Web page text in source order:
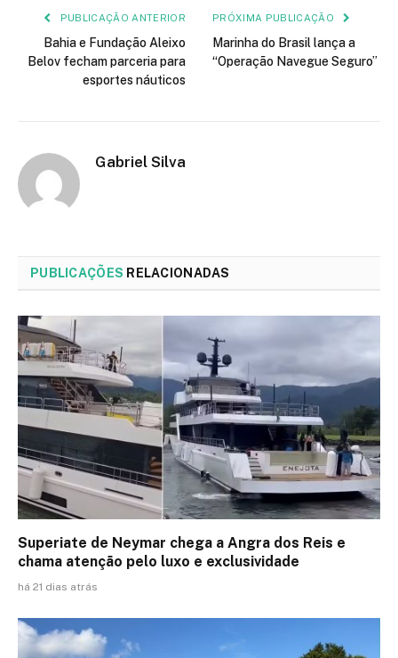
PUBLICAÇÃO ANTERIOR
Bahia e Fundação Aleixo
Belov fecham parceria para
esportes náuticos
PRÓXIMA PUBLICAÇÃO
Marinha do Brasil lança a
“Operação Navegue Seguro”
Gabriel Silva
PUBLICAÇÕES RELACIONADAS
Superiate de Neymar chega a Angra dos Reis e
chama atenção pelo luxo e exclusividade
há 21 dias atrás